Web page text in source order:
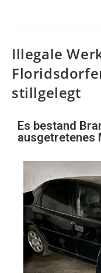
Illegale
stillgelegt
Es bestand
ausgetretenes